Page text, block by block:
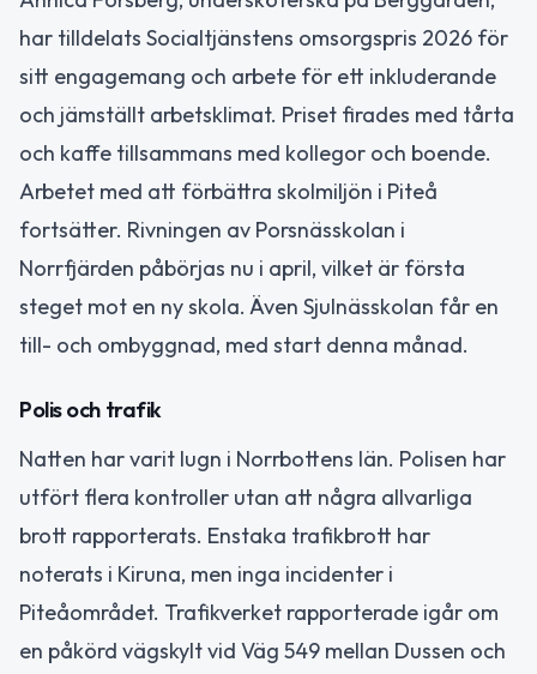
har tilldelats Socialtjänstens omsorgspris 2026 för
sitt engagemang och arbete för ett inkluderande
och jämställt arbetsklimat. Priset firades med tårta
och kaffe tillsammans med kollegor och boende.
Arbetet med att förbättra skolmiljön i Piteå
fortsätter. Rivningen av Porsnässkolan i
Norrfjärden påbörjas nu i april, vilket är första
steget mot en ny skola. Även Sjulnässkolan får en
till- och ombyggnad, med start denna månad.
Polis och trafik
Natten har varit lugn i Norrbottens län. Polisen har
utfört flera kontroller utan att några allvarliga
brott rapporterats. Enstaka trafikbrott har
noterats i Kiruna, men inga incidenter i
Piteåområdet. Trafikverket rapporterade igår om
en påkörd vägskylt vid Väg 549 mellan Dussen och